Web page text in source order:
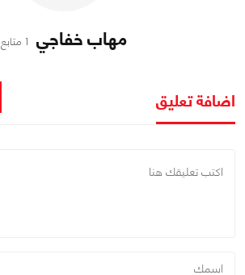
مهاب خفاجي 1 متابع
اضافة تعليق